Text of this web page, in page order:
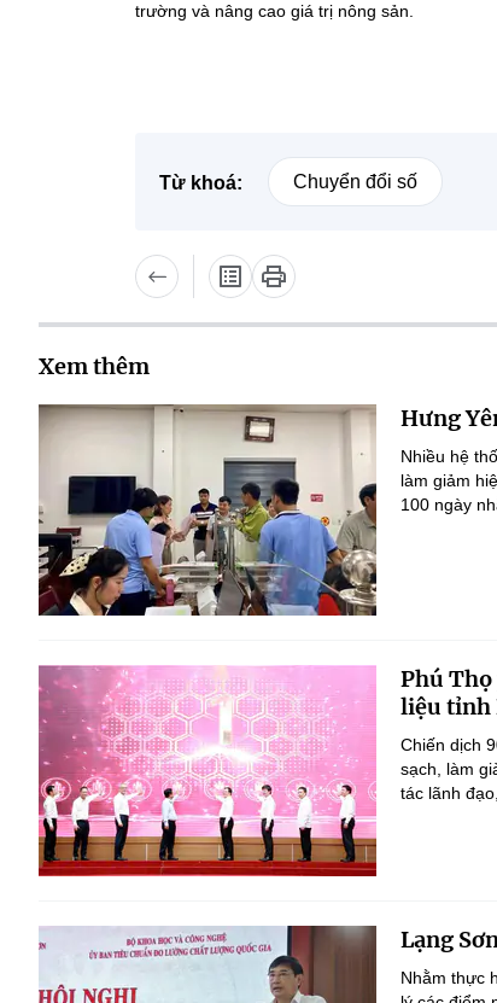
trường và nâng cao giá trị nông sản.
Từ khoá: Chuyển đổi số
Xem thêm
Hưng
Nhiều hệ
làm giảm
100 ngày
Phú
liệu tỉnh
Chiến dịch
sạch, làm
tác lãnh
Lạng
Nhằm thực